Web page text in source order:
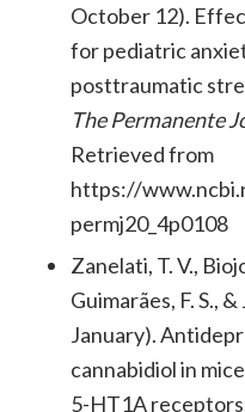
October 12).
for pediatric
posttraumatic
The Permanente
Retrieved from
https://
permj20_4p0108
Zanelati, T. V.,
Guimarães, F. S., &
January).
cannabidiol in
5-HT1A